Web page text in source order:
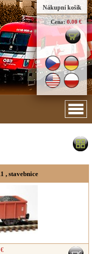
Nákupní košík
Cena: 0.00 €
, stavebnice